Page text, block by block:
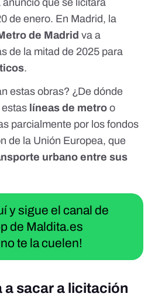
que se licitará
de enero. En Madrid, la
de Madrid va a
de la mitad de 2025 para
.
estas obras? ¿De dónde
líneas de metro o
parcialmente por los fondos
de la Unión Europea, que
urbano entre sus
y sigue el canal de
de Maldita.es
te la cuelen!
a sacar a licitación